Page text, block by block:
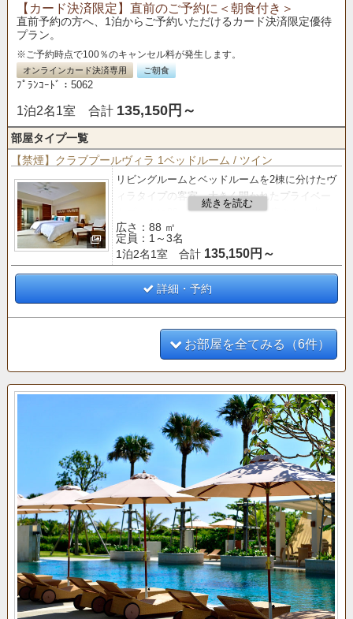
【カード決済限定】直前のご予約に＜朝食付き＞
直前予約の方へ、1泊からご予約いただけるカード決済限定優待
プラン。
※ご予約時点で100％のキャンセル料が発生します。
オンラインカード決済専用 ご朝食
ﾌﾟﾗﾝｺｰﾄﾞ：5062
1泊2名1室 合計 135,150円～
部屋タイプ一覧
【禁煙】クラブプールヴィラ 1ベッドルーム / ツイン
リビングルームとベッドルームを2棟に分けたヴ
ィラタイプの客室。大きく開かれたプライベー
トプールに88㎡のゆったりとした広さと、光と
風が通り抜けるオープンエアな空間が魅力。
【クラブサービスのご案内】
○ティータイム（14:00～16:00）
○アペリティフタイム（17:00～19:00）
広さ：88 ㎡
定員：1～3名
1泊2名1室 合計 135,150円～
詳細・予約
お部屋を全てみる（6件）